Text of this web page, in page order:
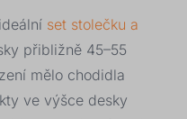
set stolečku a
přibližně 45–55
mělo chodidla
ve výšce desky